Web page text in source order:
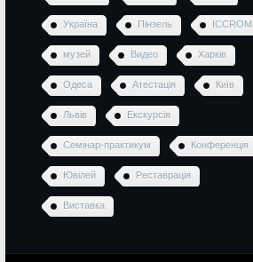
Україна Пінзель ICCROM
музей Видео Харків
Одеса Атестація Київ
Львів Екскурсія
Семінар-практикум Конференція
Ювілей Реставрація
Виставка